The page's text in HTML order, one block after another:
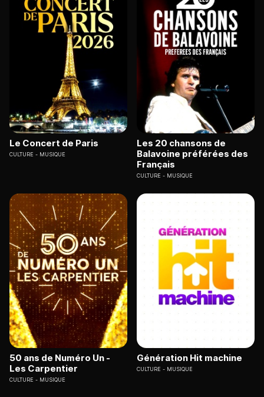
Le Concert de Paris
CULTURE MUSIQUE
Les 20 chansons de
Balavoine préférées des
Français
CULTURE MUSIQUE
50 ans de Numéro Un -
Les Carpentier
CULTURE MUSIQUE
Génération Hit machine
CULTURE MUSIQUE